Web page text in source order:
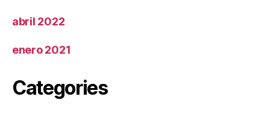
abril 2022
enero 2021
Categories